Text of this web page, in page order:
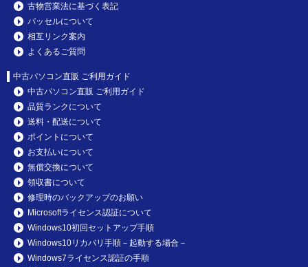
古物営業法に基づく表記
パッセルについて
相互リンク案内
よくあるご質問
中古パソコン直販 ご利用ガイド
中古パソコン直販 ご利用ガイド
品質ランクについて
送料・配送について
ポイントについて
お支払いについて
無償交換について
領収書について
修理時のバックアップのお願い
Microsoftライセンス認証について
Windows10初回セットアップ手順
Windows10リカバリ手順－起動する場合－
Windows7ライセンス認証の手順